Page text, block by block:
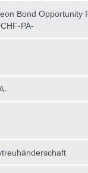
Bond Opportunity
PA-